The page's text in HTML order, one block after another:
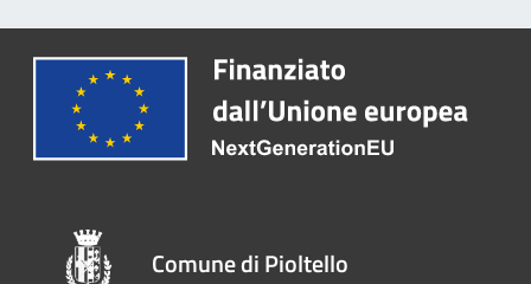
Comune di Pioltello